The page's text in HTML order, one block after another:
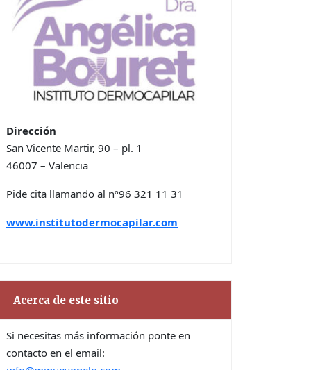
Dirección
San Vicente Martir, 90 – pl. 1
46007 – Valencia
Pide cita llamando al nº96 321 11 31
www.institutodermocapilar.com
Acerca de este sitio
Si necesitas más información ponte en
contacto en el email: